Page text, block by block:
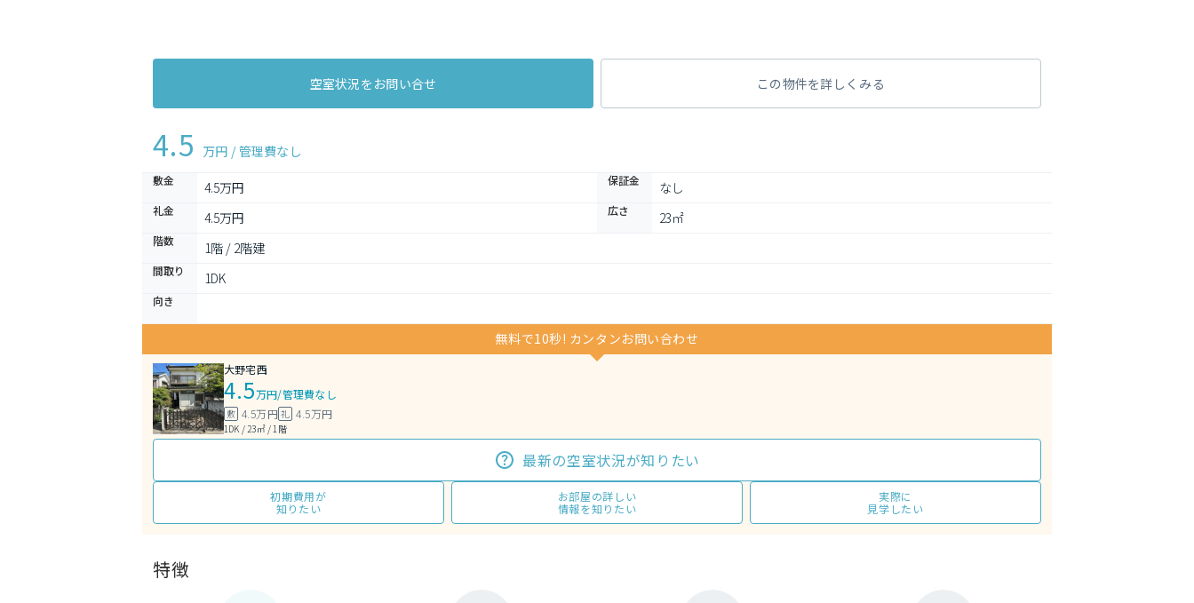
空室状況をお問い合せ この物件を詳しくみる
4.5 万円 / 管理費なし
敷金 4.5万円 保証金 なし
礼金 4.5万円 広さ 23㎡
階数 1階 / 2階建
間取り 1DK
向き
無料で10秒! カンタンお問い合わせ
大野宅西
4.5万円/管理費なし
敷 4.5万円礼 4.5万円
1DK / 23㎡ / 1階
最新の空室状況が知りたい
初期費用が
知りたい
お部屋の詳しい
情報を知りたい
実際に
見学したい
特徴